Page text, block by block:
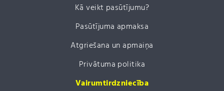
Kā veikt pasūtījumu?
Pasūtījuma apmaksa
Atgriešana un apmaiņa
Privātuma politika
Vairumtirdzniecība